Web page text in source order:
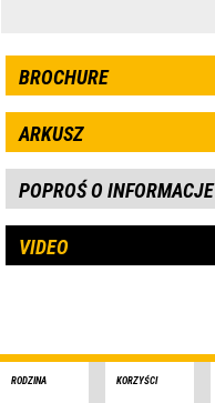
BROCHURE
ARKUSZ
POPROŚ O INFORMACJE
VIDEO
RODZINA KORZYŚCI